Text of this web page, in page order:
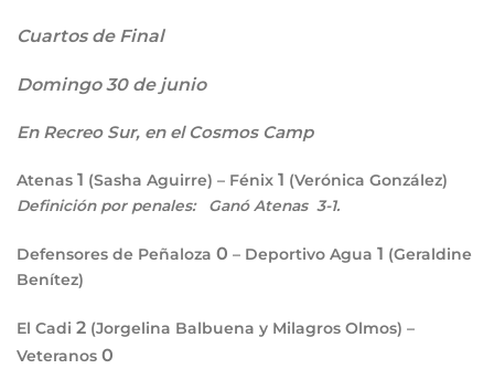
Cuartos de Final
Domingo 30 de junio
En Recreo Sur, en el Cosmos Camp
Atenas 1 (Sasha Aguirre) – Fénix 1 (Verónica González)
Definición por penales: Ganó Atenas 3-1.
Defensores de Peñaloza 0 – Deportivo Agua 1 (Geraldine
Benítez)
El Cadi 2 (Jorgelina Balbuena y Milagros Olmos) –
Veteranos 0